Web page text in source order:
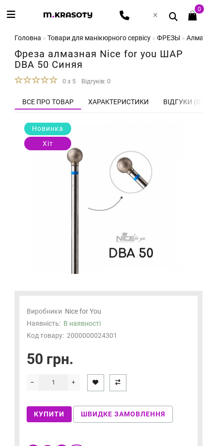
0
Головна Товари для манікюрного сервісу ФРЕЗЫ
Фреза алмазная Nice for you ШАР
DBA 50 Синяя
0 з 5 Відгуків: 0
ВСЕ ПРО ТОВАР ХАРАКТЕРИСТИКИ ВІДГУКИ (0)
Новинка
Хіт
Виробники Nice for You
Наявність: В наявності
Код товару: 2000000024301
50 грн.
КУПИТИ ШВИДКЕ ЗАМОВЛЕННЯ